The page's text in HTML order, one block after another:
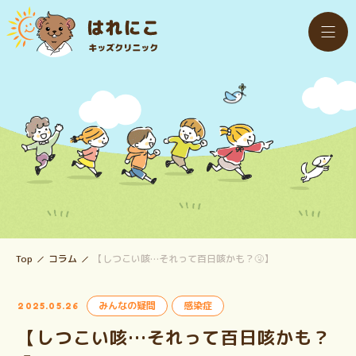
Top コラム 【しつこい咳…それって百日咳かも？🤧】
2025.05.26 みんなの疑問 感染症
【しつこい咳…それって百日咳かも？